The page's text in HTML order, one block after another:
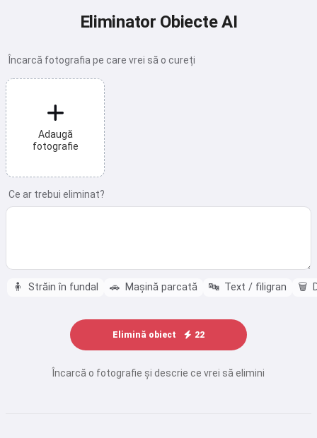
Eliminator Obiecte AI
Încarcă fotografia pe care vrei să o cureți
Adaugă
fotografie
Ce ar trebui eliminat?
🧍 Străin în fundal 🚗 Mașină parcată 🔤 Text / filigran 🗑️
Elimină obiect 22
Încarcă o fotografie și descrie ce vrei să elimini